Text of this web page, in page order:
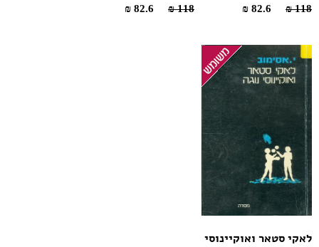
118 ₪
118 ₪
לאקי סטאר ואוקיינוסי